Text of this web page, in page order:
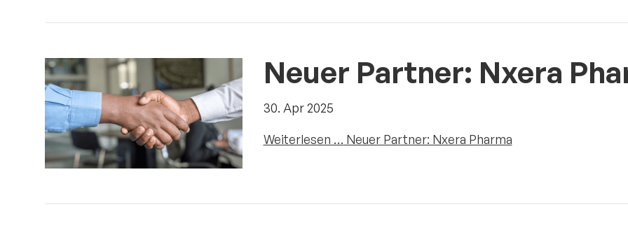
Neuer Partner: Nxera
30. Apr 2025
Weiterlesen … Neuer Partner: Nxera Pharma